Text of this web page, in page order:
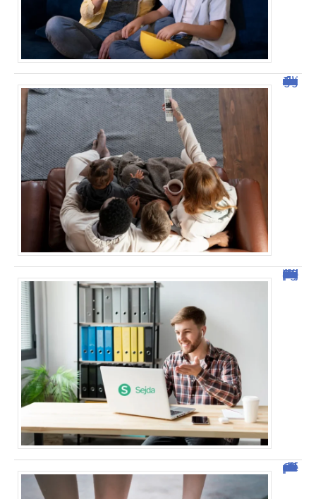
Tout savoir sur malgrim.com : fonctionnalités et avantages
Sejda : l’outil idéal pour manipuler vos PDF en ligne
Comment vendre des photos de ses pieds efficacement ?